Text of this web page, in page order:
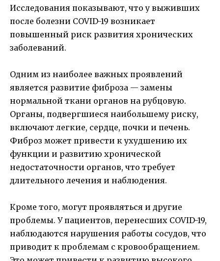
Исследования показывают, что у выживших
после болезни COVID-19 возникает
повышенный риск развития хронических
заболеваний.
Одним из наиболее важных проявлений
является развитие фиброза — замены
нормальной ткани органов на рубцовую.
Органы, подвергшиеся наибольшему риску,
включают легкие, сердце, почки и печень.
Фиброз может привести к ухудшению их
функции и развитию хронической
недостаточности органов, что требует
длительного лечения и наблюдения.
Кроме того, могут проявляться и другие
проблемы. У пациентов, перенесших COVID-19,
наблюдаются нарушения работы сосудов, что
приводит к проблемам с кровообращением.